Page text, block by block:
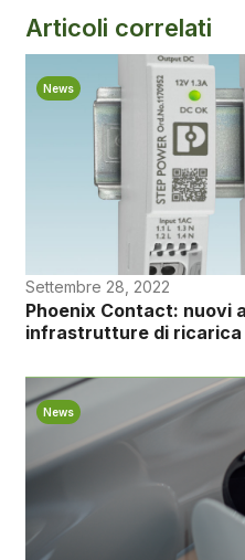
Articoli correlati
News
Settembre 28, 2022
Phoenix Contact: nuovi
infrastrutture di ricarica
News